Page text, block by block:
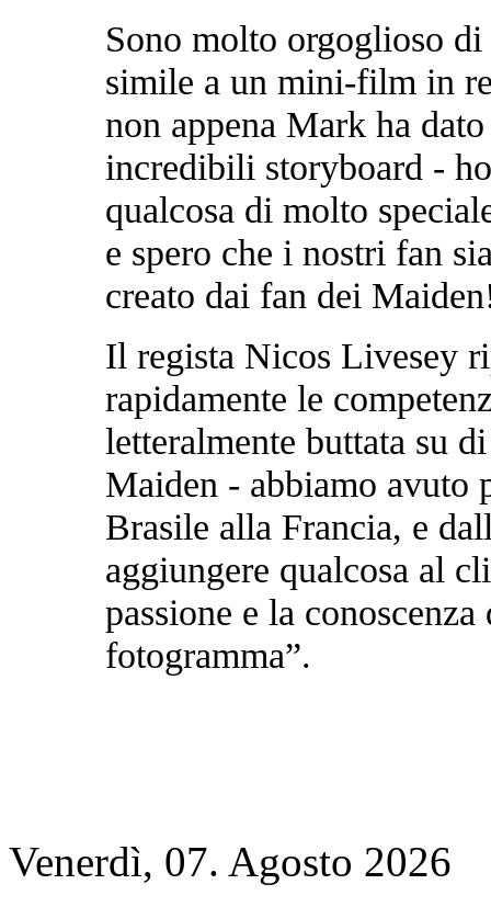
Sono molto orgoglioso
simile a un mini-film in
non appena Mark ha
incredibili storyboard -
qualcosa di molto
e spero che i nostri fan
creato dai fan dei
Il regista Nicos Livesey
rapidamente le
letteralmente buttata su
Maiden - abbiamo avuto
Brasile alla Francia, e
aggiungere qualcosa al
passione e la
fotogramma”.
Venerdì, 07. Agosto 2026